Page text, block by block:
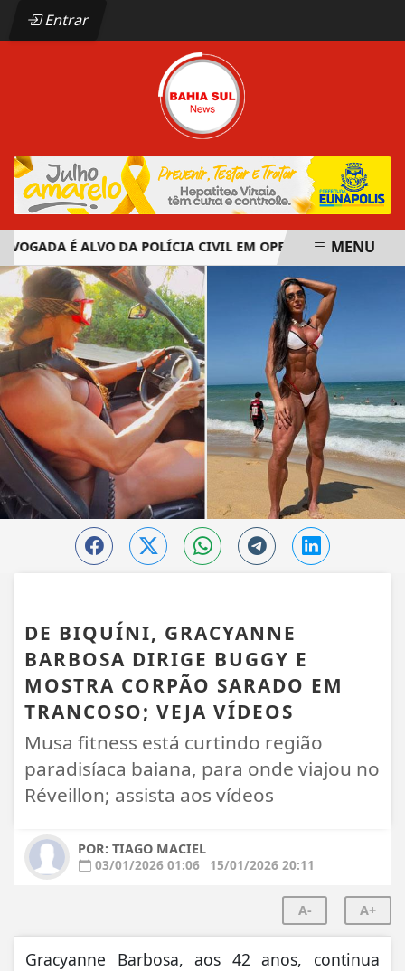
Entrar
É ALVO DA POLÍCIA CIVIL EM OPERAÇÃO CONTRA
EM ALTA
MENU
DE BIQUÍNI, GRACYANNE
BARBOSA DIRIGE BUGGY E
MOSTRA CORPÃO SARADO EM
TRANCOSO; VEJA VÍDEOS
Musa fitness está curtindo região
paradisíaca baiana, para onde viajou no
Réveillon; assista aos vídeos
POR: TIAGO MACIEL
03/01/2026 01:06
15/01/2026 20:11
A- A+
Gracyanne Barbosa, aos 42 anos, continua